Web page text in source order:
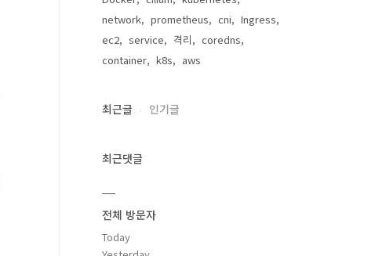
network
prometheus cni
Ingress
ec2
service 격리
coredns
container
k8s aws
최근글 인기글
최근댓글
전체 방문자
Today